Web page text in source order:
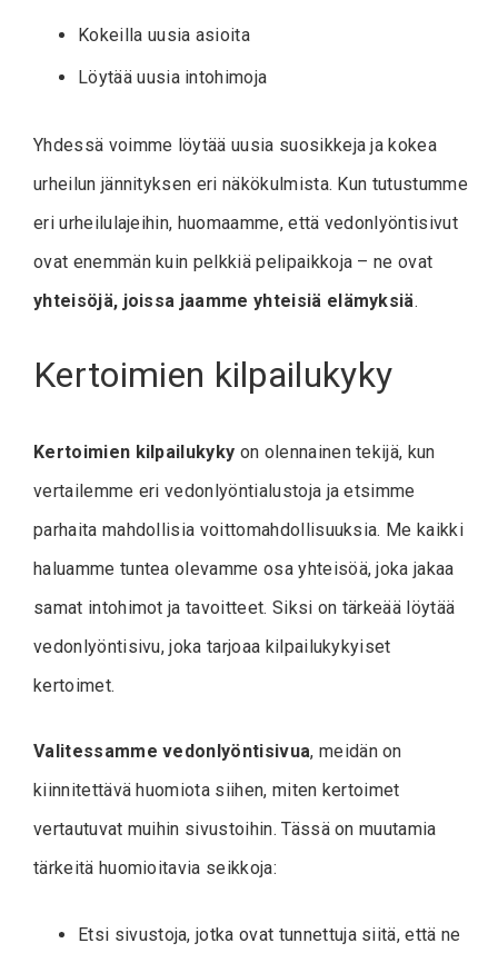
Kokeilla uusia asioita
Löytää uusia intohimoja
Yhdessä voimme löytää uusia suosikkeja ja kokea
urheilun jännityksen eri näkökulmista. Kun tutustumme
eri urheilulajeihin, huomaamme, että vedonlyöntisivut
ovat enemmän kuin pelkkiä pelipaikkoja – ne ovat
yhteisöjä, joissa jaamme yhteisiä elämyksiä.
Kertoimien kilpailukyky
Kertoimien kilpailukyky on olennainen tekijä, kun
vertailemme eri vedonlyöntialustoja ja etsimme
parhaita mahdollisia voittomahdollisuuksia. Me kaikki
haluamme tuntea olevamme osa yhteisöä, joka jakaa
samat intohimot ja tavoitteet. Siksi on tärkeää löytää
vedonlyöntisivu, joka tarjoaa kilpailukykyiset
kertoimet.
Valitessamme vedonlyöntisivua, meidän on
kiinnitettävä huomiota siihen, miten kertoimet
vertautuvat muihin sivustoihin. Tässä on muutamia
tärkeitä huomioitavia seikkoja:
Etsi sivustoja, jotka ovat tunnettuja siitä, että ne